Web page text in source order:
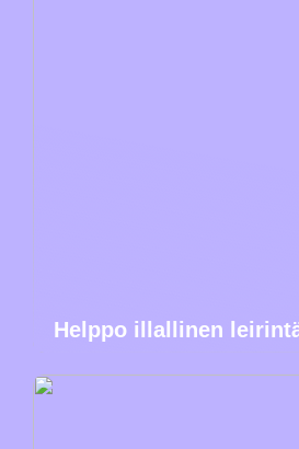
Helppo illallinen